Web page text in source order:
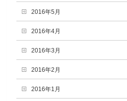
2016年5月
2016年4月
2016年3月
2016年2月
2016年1月